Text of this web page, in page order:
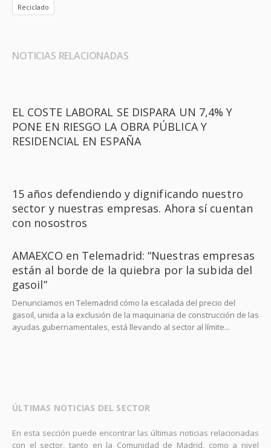
Reciclado
NOTICIAS RELACIONADAS
EL COSTE LABORAL SE DISPARA UN 7,4% Y
PONE EN RIESGO LA OBRA PÚBLICA Y
RESIDENCIAL EN ESPAÑA ​
15 años defendiendo y dignificando nuestro
sector y nuestras empresas. Ahora sí cuentan
con nosostros
AMAEXCO en Telemadrid: “Nuestras empresas
están al borde de la quiebra por la subida del
gasoil”
Denunciamos en Telemadrid cómo la escalada del precio del
gasoil, unida a la exclusión de la maquinaria de construcción de las
ayudas gubernamentales, está llevando al sector al límite...
ÚLTIMAS NOTICIAS DEL SECTOR
En esta sección puede encontrar las últimas noticias relacionadas
con el sector, tanto en la Comunidad de Madrid, como a nivel